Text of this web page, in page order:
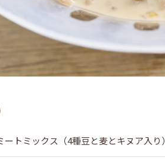
トミックス（4種豆と麦とキヌア入り）